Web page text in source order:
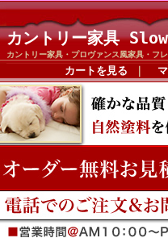
カントリー家具
カントリー家具・プロヴァンス風家具・フ
カートを見る